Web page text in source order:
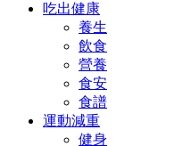
吃出健康
養生
飲食
營養
食安
食譜
運動減重
健身